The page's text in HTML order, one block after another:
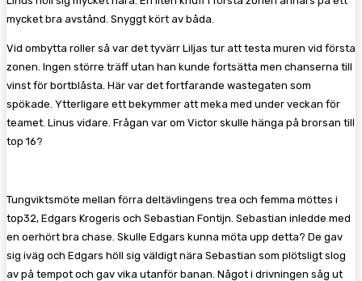
mycket bra avstånd. Snyggt kört av båda.
Vid ombytta roller så var det tyvärr Liljas tur att testa muren vid första
zonen. Ingen större träff utan han kunde fortsätta men chanserna till
vinst för bortblåsta. Här var det fortfarande wastegaten som
spökade. Ytterligare ett bekymmer att meka med under veckan för
teamet. Linus vidare. Frågan var om Victor skulle hänga på brorsan till
top 16?
Tungviktsmöte mellan förra deltävlingens trea och femma möttes i
top32, Edgars Krogeris och Sebastian Fontijn. Sebastian inledde med
en oerhört bra chase. Skulle Edgars kunna möta upp detta? De gav
sig iväg och Edgars höll sig väldigt nära Sebastian som plötsligt slog
av på tempot och gav vika utanför banan. Något i drivningen såg ut